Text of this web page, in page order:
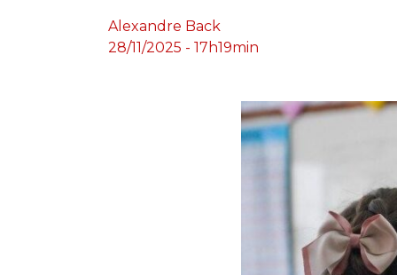
Alexandre Back
28/11/2025 - 17h19min